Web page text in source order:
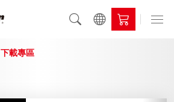
下載專區